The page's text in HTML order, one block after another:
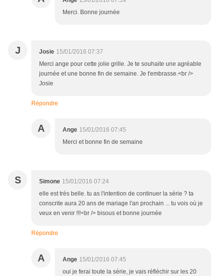
Merci. Bonne journée
J Josie 15/01/2016 07:37
Merci ange pour cette jolie grille. Je te souhaite une agréable
journée et une bonne fin de semaine. Je t'embrasse.<br />
Josie
Répondre
A Ange 15/01/2016 07:45
Merci et bonne fin de semaine
S Simone 15/01/2016 07:24
elle est très belle. tu as l'intention de continuer la série ? ta
conscrite aura 20 ans de mariage l'an prochain ... tu vois où je
veux en venir !!!<br /> bisous et bonne journée
Répondre
A Ange 15/01/2016 07:45
oui je ferai toute la série, je vais réfléchir sur les 20